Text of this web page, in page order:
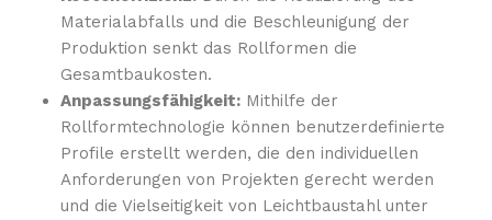
Materialabfalls und die Beschleunigung der
Produktion senkt das Rollformen die
Gesamtbaukosten.
Anpassungsfähigkeit: Mithilfe der
Rollformtechnologie können benutzerdefinierte
Profile erstellt werden, die den individuellen
Anforderungen von Projekten gerecht werden
und die Vielseitigkeit von Leichtbaustahl unter